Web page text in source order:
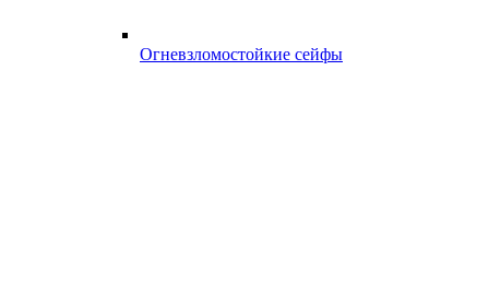
Огневзломостойкие сейфы